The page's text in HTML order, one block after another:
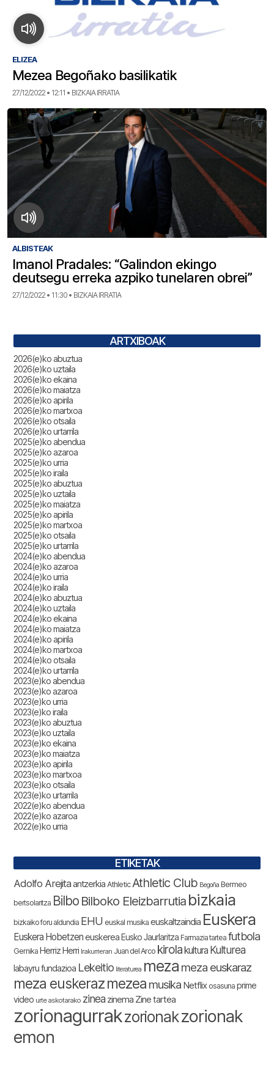
ELIZEA
Mezea Begoñako basilikatik
27/12/2022 • 12:11 • BIZKAIA IRRATIA
ALBISTEAK
Imanol Pradales: “Galindon ekingo
deutsegu erreka azpiko tunelaren obrei”
27/12/2022 • 11:30 • BIZKAIA IRRATIA
ARTXIBOAK
2026(e)ko abuztua
2026(e)ko uztaila
2026(e)ko ekaina
2026(e)ko maiatza
2026(e)ko apirila
2026(e)ko martxoa
2026(e)ko otsaila
2026(e)ko urtarrila
2025(e)ko abendua
2025(e)ko azaroa
2025(e)ko urria
2025(e)ko iraila
2025(e)ko abuztua
2025(e)ko uztaila
2025(e)ko maiatza
2025(e)ko apirila
2025(e)ko martxoa
2025(e)ko otsaila
2025(e)ko urtarrila
2024(e)ko abendua
2024(e)ko azaroa
2024(e)ko urria
2024(e)ko iraila
2024(e)ko abuztua
2024(e)ko uztaila
2024(e)ko ekaina
2024(e)ko maiatza
2024(e)ko apirila
2024(e)ko martxoa
2024(e)ko otsaila
2024(e)ko urtarrila
2023(e)ko abendua
2023(e)ko azaroa
2023(e)ko urria
2023(e)ko iraila
2023(e)ko abuztua
2023(e)ko uztaila
2023(e)ko ekaina
2023(e)ko maiatza
2023(e)ko apirila
2023(e)ko martxoa
2023(e)ko otsaila
2023(e)ko urtarrila
2022(e)ko abendua
2022(e)ko azaroa
2022(e)ko urria
ETIKETAK
Adolfo Arejitaantzerkia Athletic Athletic Club Begoña Bermeo
bertsolaritza Bilbo Bilboko Eleizbarrutia bizkaia
bizkaiko foru aldundia EHU euskal musika euskaltzaindia Euskera
Euskera Hobetzeneuskerea Eusko Jaurlaritza Farmazia tartea futbola
Gernika Herriz Herri Irakurrieran Juan del Arco kirola kultura Kulturea
labayru fundazioa Lekeitio literaturea meza meza euskaraz
meza euskerazmezea musika Netflix osasuna prime
video urte askotarako zinea zinema Zine tartea
zorionagurrakzorionakzorionak
emon